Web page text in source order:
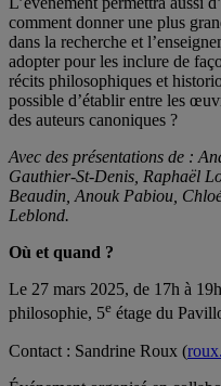
comment donner une plus
dans la recherche et
adopter pour les inclure de
récits philosophiques et
possible d’établir entre les
des auteurs canoniques ?
Avec des présentations de :
Gauthier-St-Denis, Raphaël
Beaudin, Anouk Pabiou,
Leblond.
Où et quand ?
Le 27 mars 2025, de 17h à
philosophie, 5e étage du
Contact : Sandrine Roux (